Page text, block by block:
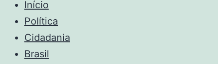
Início
Política
Cidadania
Brasil